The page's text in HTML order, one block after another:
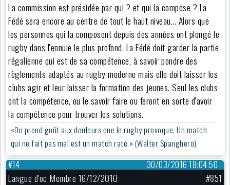
La commission est présidée par qui ? et qui la compose ? La
Fédé sera encore au centre de tout le haut niveau... Alors que
les personnes qui la composent depuis des années ont plongé le
rugby dans l'ennuie le plus profond. La Fédé doit garder la partie
régalienne qui est de sa compétence, à savoir pondre des
règlements adaptés au rugby moderne mais elle doit laisser les
clubs agir et leur laisser la formation des jeunes. Seul les clubs
ont la compétence, ou le savoir faire ou feront en sorte d'avoir
la compétence pour trouver les solutions.
«On prend goût aux douleurs que le rugby provoque. Un match
qui ne fait pas mal est un match raté.» (Walter Spanghero)
30/03/2016 18:04:50
#14
Langue d'oc Membre 16/12/2010
#851